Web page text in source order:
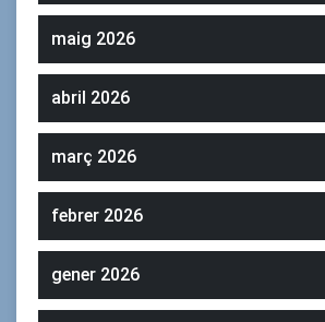
maig 2026
abril 2026
març 2026
febrer 2026
gener 2026